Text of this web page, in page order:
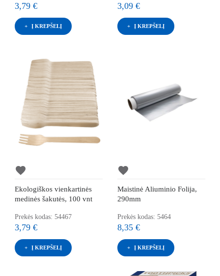
3,79 €
Į KREPŠELĮ
3,09 €
Į KREPŠELĮ
favorite
Ekologiškos vienkartinės
medinės šakutės, 100 vnt
Prekės kodas: 54467
3,79 €
Į KREPŠELĮ
favorite
Maistinė Aliuminio Folija,
290mm
Prekės kodas: 5464
8,35 €
Į KREPŠELĮ